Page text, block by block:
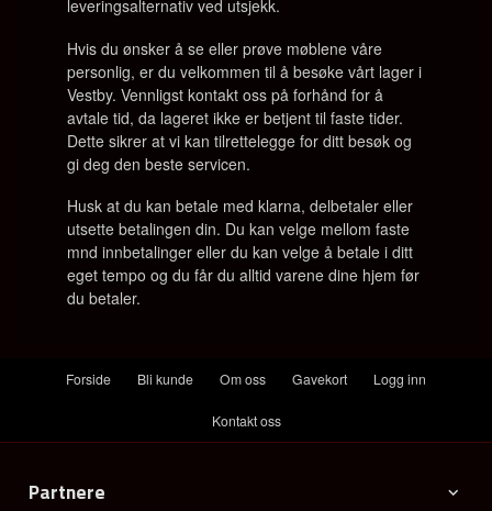
leveringsalternativ ved utsjekk.
Hvis du ønsker å se eller prøve møblene våre
personlig, er du velkommen til å besøke vårt lager i
Vestby. Vennligst kontakt oss på forhånd for å
avtale tid, da lageret ikke er betjent til faste tider.
Dette sikrer at vi kan tilrettelegge for ditt besøk og
gi deg den beste servicen.
Husk at du kan betale med klarna, delbetaler eller
utsette betalingen din. Du kan velge mellom faste
mnd innbetalinger eller du kan velge å betale i ditt
eget tempo og du får du alltid varene dine hjem før
du betaler.
Forside Bli kunde Om oss Gavekort Logg inn
Kontakt oss
Partnere